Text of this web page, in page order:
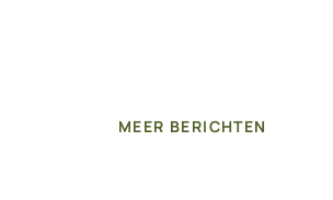
MEER BERICHTEN